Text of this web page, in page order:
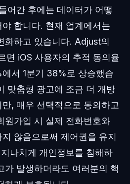
어간 후에는 데이터가 어떻
합니다. 현재 업계에서는
화하고 있습니다. Adjust의
면 iOS 사용자의 추적 동의율
서 1분기 38%로 상승했습
맞춤형 광고에 조금 더 개방
, 매우 선택적으로 동의하고
원가입 시 실제 전화번호와
않음으로써 제어권을 유지
나치게 개인정보를 침해하
가 발생하더라도 여러분의 핵